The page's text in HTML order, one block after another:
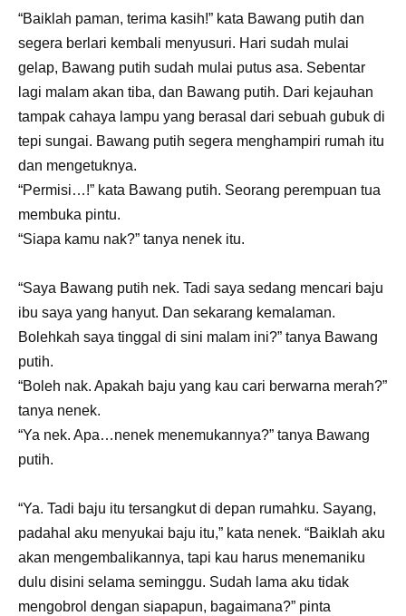
“Baiklah paman, terima kasih!” kata Bawang putih dan
segera berlari kembali menyusuri. Hari sudah mulai
gelap, Bawang putih sudah mulai putus asa. Sebentar
lagi malam akan tiba, dan Bawang putih. Dari kejauhan
tampak cahaya lampu yang berasal dari sebuah gubuk di
tepi sungai. Bawang putih segera menghampiri rumah itu
dan mengetuknya.
“Permisi…!” kata Bawang putih. Seorang perempuan tua
membuka pintu.
“Siapa kamu nak?” tanya nenek itu.
“Saya Bawang putih nek. Tadi saya sedang mencari baju
ibu saya yang hanyut. Dan sekarang kemalaman.
Bolehkah saya tinggal di sini malam ini?” tanya Bawang
putih.
“Boleh nak. Apakah baju yang kau cari berwarna merah?”
tanya nenek.
“Ya nek. Apa…nenek menemukannya?” tanya Bawang
putih.
“Ya. Tadi baju itu tersangkut di depan rumahku. Sayang,
padahal aku menyukai baju itu,” kata nenek. “Baiklah aku
akan mengembalikannya, tapi kau harus menemaniku
dulu disini selama seminggu. Sudah lama aku tidak
mengobrol dengan siapapun, bagaimana?” pinta